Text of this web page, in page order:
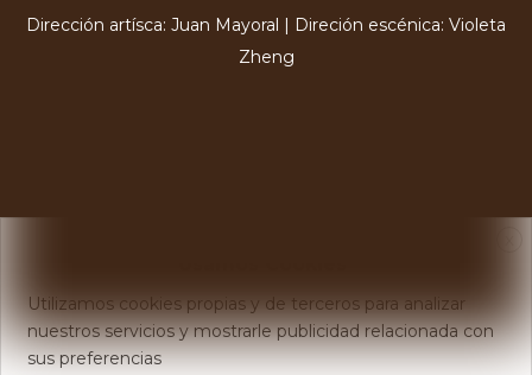
Dirección artísca: Juan Mayoral | Direción escénica: Violeta
Zheng
Utilizamos cookies propias y de terceros para analizar
nuestros servicios y mostrarle publicidad relacionada con
sus preferencias